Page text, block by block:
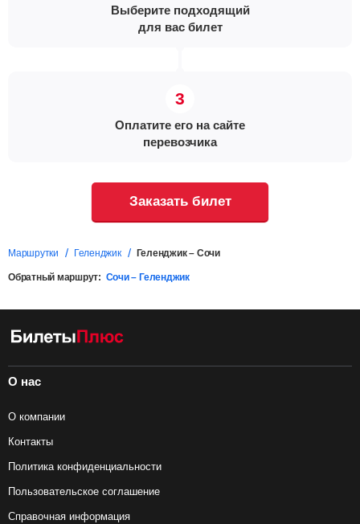
Выберите подходящий
для вас билет
Оплатите его на сайте
перевозчика
Заказать билет
Маршрутки Геленджик Геленджик – Сочи
Обратный маршрут: Сочи – Геленджик
О нас
О компании
Контакты
Политика конфиденциальности
Пользовательское соглашение
Справочная информация